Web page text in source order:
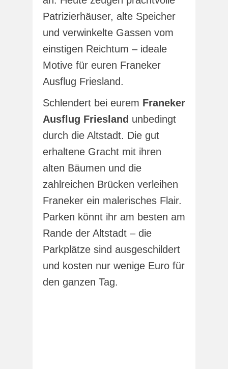
Patrizierhäuser, alte Speicher
und verwinkelte Gassen vom
einstigen Reichtum – ideale
Motive für euren Franeker
Ausflug Friesland.
Schlendert bei eurem Franeker
Ausflug Friesland unbedingt
durch die Altstadt. Die gut
erhaltene Gracht mit ihren
alten Bäumen und die
zahlreichen Brücken verleihen
Franeker ein malerisches Flair.
Parken könnt ihr am besten am
Rande der Altstadt – die
Parkplätze sind ausgeschildert
und kosten nur wenige Euro für
den ganzen Tag.